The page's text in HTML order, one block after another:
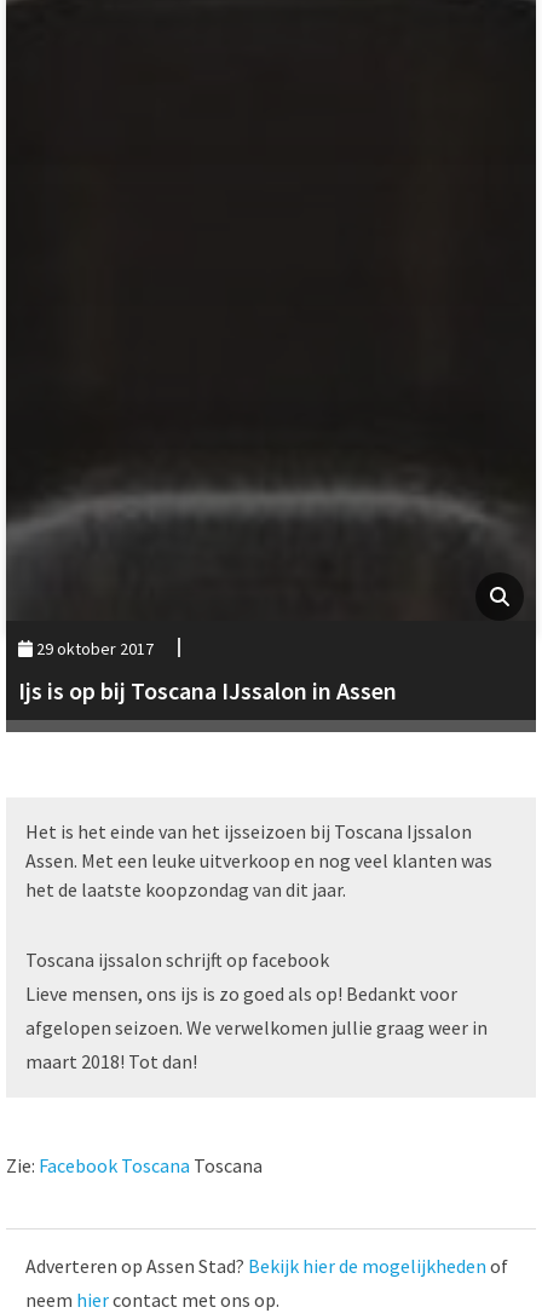
29 oktober 2017
Ijs is op bij Toscana IJssalon in Assen
Het is het einde van het ijsseizoen bij Toscana Ijssalon
Assen. Met een leuke uitverkoop en nog veel klanten was
het de laatste koopzondag van dit jaar.
Toscana ijssalon schrijft op facebook
Lieve mensen, ons ijs is zo goed als op! Bedankt voor
afgelopen seizoen. We verwelkomen jullie graag weer in
maart 2018! Tot dan!
Zie: Facebook Toscana Toscana
Adverteren op Assen Stad? Bekijk hier de mogelijkheden of
neem hiercontact met ons op.